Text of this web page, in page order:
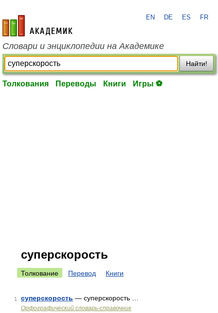
academic.ru
EN DE ES FR
Словари и энциклопедии на Академике
Найти!
Толкования Переводы Книги Игры ⚽
суперскорость
Толкование Перевод Книги
1 суперскорость — суперскорость …
Орфографический словарь-справочник